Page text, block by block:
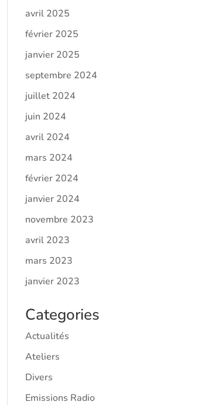
avril 2025
février 2025
janvier 2025
septembre 2024
juillet 2024
juin 2024
avril 2024
mars 2024
février 2024
janvier 2024
novembre 2023
avril 2023
mars 2023
janvier 2023
Categories
Actualités
Ateliers
Divers
Emissions Radio